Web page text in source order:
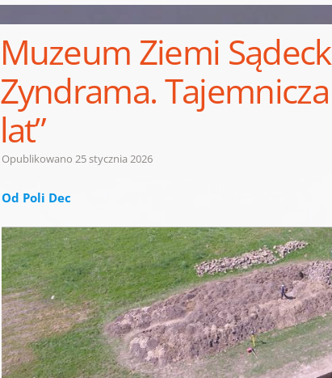
Muzeum Ziemi
Zyndrama.
lat”
Opublikowano25 stycznia 2026
Od Poli Dec